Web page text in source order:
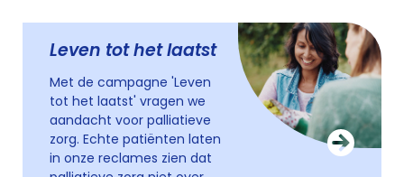
Leven tot het laatst
Met de campagne 'Leven
tot het laatst' vragen we
aandacht voor palliatieve
zorg. Echte patiënten laten
in onze reclames zien dat